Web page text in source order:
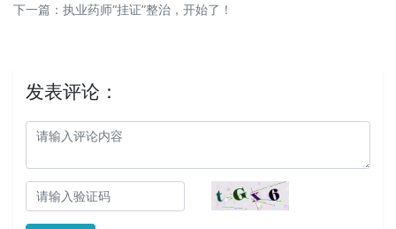
下一篇： 执业药师“挂证”整治，开始了！
发表评论：